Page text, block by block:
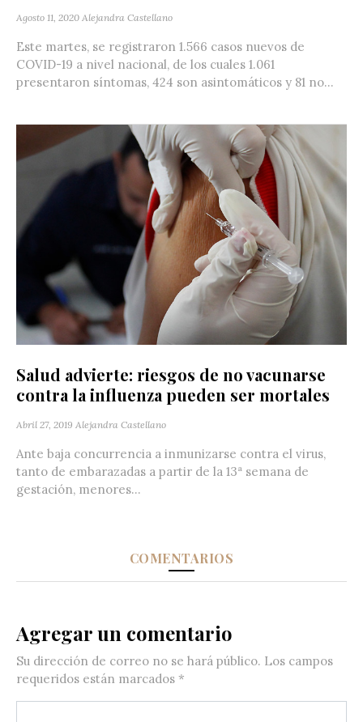
Agosto 11, 2020 Alejandra Castellano
Este martes, se registraron 1.566 casos nuevos de
COVID-19 a nivel nacional, de los cuales 1.061
presentaron síntomas, 424 son asintomáticos y 81 no...
Salud advierte: riesgos de no vacunarse
contra la influenza pueden ser mortales
Abril 27, 2019 Alejandra Castellano
Ante baja concurrencia a inmunizarse contra el virus,
tanto de embarazadas a partir de la 13ª semana de
gestación, menores...
COMENTARIOS
Agregar un comentario
Su dirección de correo no se hará público. Los campos
requeridos están marcados *